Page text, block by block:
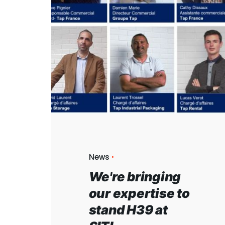
News
We're bringing
our expertise to
stand H39 at